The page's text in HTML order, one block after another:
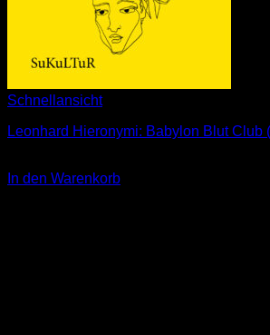
Schnellansicht
Leonhard Hieronymi: Babylon Blut Club
In den Warenkorb